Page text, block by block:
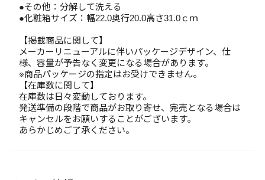
●その他：分解して洗える
●化粧箱サイズ：幅22.0奥行20.0高さ31.0ｃｍ
【掲載商品に関して】
メーカーリニューアルに伴いパッケージデザイン、仕
様、容量が予告なく変更になる場合があります。
※商品パッケージの指定はお受けできません。
【在庫数に関して】
在庫数は日々変動しております。
発送準備の段階で商品がお取り寄せ、完売となる場合は
キャンセルをお願いすることがございます。
あらかじめご了承ください。